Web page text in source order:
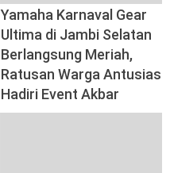
Yamaha Karnaval Gear
Ultima di Jambi Selatan
Berlangsung Meriah,
Ratusan Warga Antusias
Hadiri Event Akbar